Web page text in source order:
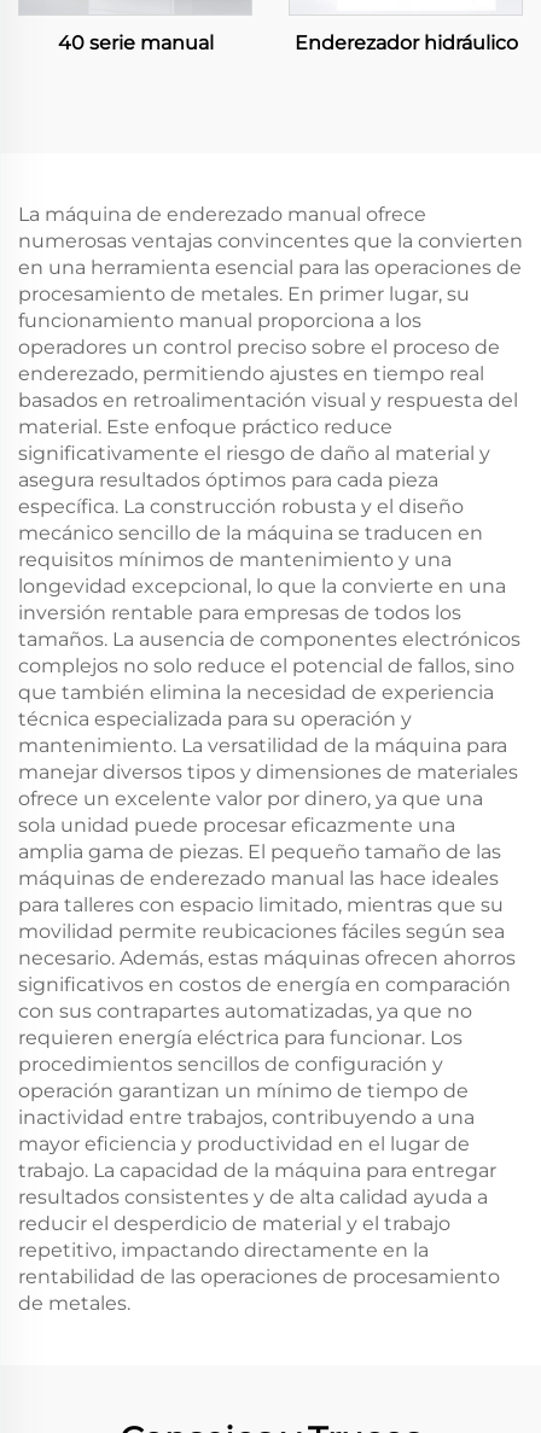
40 serie manual Enderezador hidráulico
La máquina de enderezado manual ofrece
numerosas ventajas convincentes que la convierten
en una herramienta esencial para las operaciones de
procesamiento de metales. En primer lugar, su
funcionamiento manual proporciona a los
operadores un control preciso sobre el proceso de
enderezado, permitiendo ajustes en tiempo real
basados en retroalimentación visual y respuesta del
material. Este enfoque práctico reduce
significativamente el riesgo de daño al material y
asegura resultados óptimos para cada pieza
específica. La construcción robusta y el diseño
mecánico sencillo de la máquina se traducen en
requisitos mínimos de mantenimiento y una
longevidad excepcional, lo que la convierte en una
inversión rentable para empresas de todos los
tamaños. La ausencia de componentes electrónicos
complejos no solo reduce el potencial de fallos, sino
que también elimina la necesidad de experiencia
técnica especializada para su operación y
mantenimiento. La versatilidad de la máquina para
manejar diversos tipos y dimensiones de materiales
ofrece un excelente valor por dinero, ya que una
sola unidad puede procesar eficazmente una
amplia gama de piezas. El pequeño tamaño de las
máquinas de enderezado manual las hace ideales
para talleres con espacio limitado, mientras que su
movilidad permite reubicaciones fáciles según sea
necesario. Además, estas máquinas ofrecen ahorros
significativos en costos de energía en comparación
con sus contrapartes automatizadas, ya que no
requieren energía eléctrica para funcionar. Los
procedimientos sencillos de configuración y
operación garantizan un mínimo de tiempo de
inactividad entre trabajos, contribuyendo a una
mayor eficiencia y productividad en el lugar de
trabajo. La capacidad de la máquina para entregar
resultados consistentes y de alta calidad ayuda a
reducir el desperdicio de material y el trabajo
repetitivo, impactando directamente en la
rentabilidad de las operaciones de procesamiento
de metales.